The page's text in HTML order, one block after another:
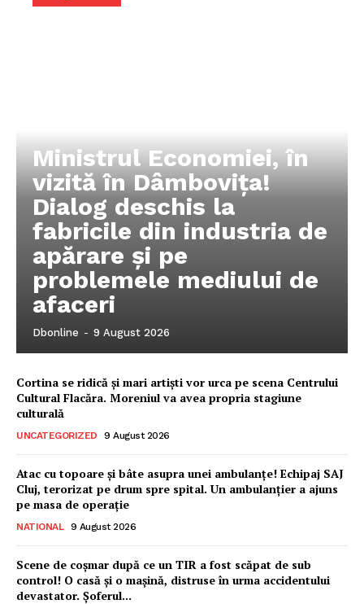
2de 2
Ministrul Economiei, în
vizită în Dâmbovița!
Dialog deschis la
fabricile din industria de
apărare și pe
problemele mediului de
afaceri
Dbonline - 9 August 2026
Cortina se ridică și mari artiști vor urca pe scena Centrului
Cultural Flacăra. Moreniul va avea propria stagiune
culturală
UNCATEGORIZED 9 August 2026
Atac cu topoare și bâte asupra unei ambulanțe! Echipaj SAJ
Cluj, terorizat pe drum spre spital. Un ambulanțier a ajuns
pe masa de operație
NATIONAL 9 August 2026
Scene de coșmar după ce un TIR a fost scăpat de sub
control! O casă și o mașină, distruse în urma accidentului
devastator. Șoferul...